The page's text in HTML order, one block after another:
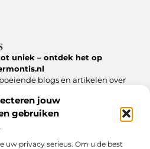
jouw
gebruiken
uw privacy serieus. Om u de best
uniek – ontdek het op
blogs en artikelen over